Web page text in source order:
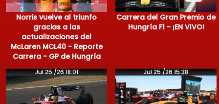
Norris vuelve al triunfo
gracias a las
actualizaciones del
McLaren MCL40 - Reporte
Carrera - GP de Hungría
Carrera del Gran Premio de
Hungría F1 - ¡EN VIVO!
Jul 25 /26 18:01 Jul 25 /26 15:38